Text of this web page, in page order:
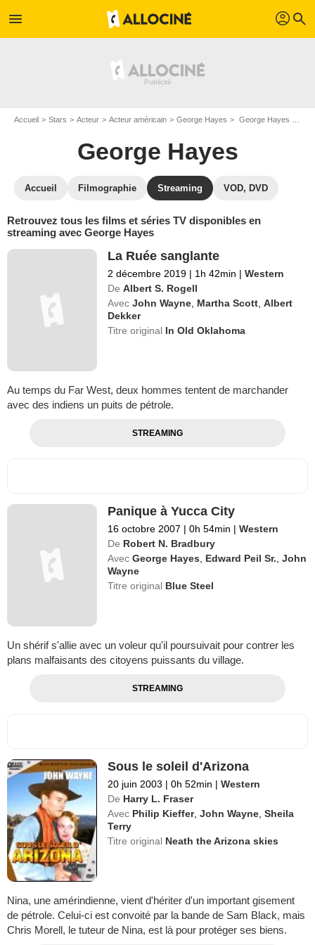
menu profil search
Accueil Stars Acteur Acteur américain George Hayes George Hayes : Films et séries online
George Hayes
Accueil Filmographie Streaming VOD, DVD
Retrouvez tous les films et séries TV disponibles en
streaming avec George Hayes
La Ruée sanglante
2 décembre 2019 | 1h 42min | Western
De Albert S. Rogell
Avec John Wayne Martha Scott ,Albert
Dekker
Titre original In Old Oklahoma
Au temps du Far West, deux hommes tentent de marchander
avec des indiens un puits de pétrole.
STREAMING
Panique à Yucca City
16 octobre 2007 | 0h 54min | Western
De Robert N. Bradbury
Avec George Hayes Edward Peil Sr. ,John
Wayne
Titre original Blue Steel
Un shérif s'allie avec un voleur qu'il poursuivait pour contrer les
plans malfaisants des citoyens puissants du village.
STREAMING
Sous le soleil d'Arizona
20 juin 2003 | 0h 52min | Western
De Harry L. Fraser
Avec Philip Kieffer,John Wayne ,Sheila
Terry
Titre original Neath the Arizona skies
Nina, une amérindienne, vient d'hériter d'un important gisement
de pétrole. Celui-ci est convoité par la bande de Sam Black, mais
Chris Morell, le tuteur de Nina, est là pour protéger ses biens.